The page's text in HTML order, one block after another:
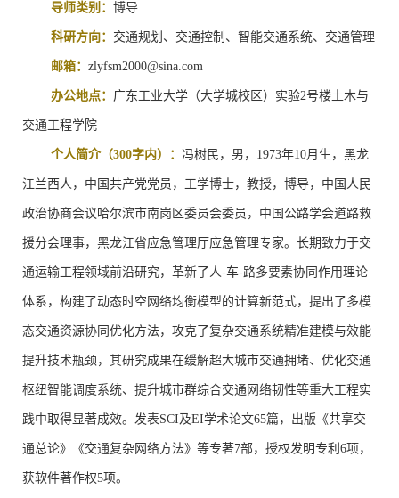
导师类别： 博导
科研方向： 交通规划、交通控制、智能交通系统、交通管理
邮箱： zlyfsm2000@sina.com
办公地点： 广东工业大学（大学城校区）实验2号楼土木与
交通工程学院
个人简介（300字内）： 冯树民，男， 1973年10月生，黑龙
江兰西人，中国共产党党员，工学博士，教授，博导，中国人民
政治协商会议哈尔滨市南岗区委员会委员，中国公路学会道路救
援分会理事，黑龙江省应急管理厅应急管理专家。长期致力于交
通运输工程领域前沿研究，革新了人-车-路多要素协同作用理论
体系，构建了动态时空网络均衡模型的计算新范式，提出了多模
态交通资源协同优化方法，攻克了复杂交通系统精准建模与效能
提升技术瓶颈，其研究成果在缓解超大城市交通拥堵、优化交通
枢纽智能调度系统、提升城市群综合交通网络韧性等重大工程实
践中取得显著成效。发表SCI及EI学术论文65篇，出版《共享交
通总论》《交通复杂网络方法》等专著7部，授权发明专利 6项，
获软件著作权5项。